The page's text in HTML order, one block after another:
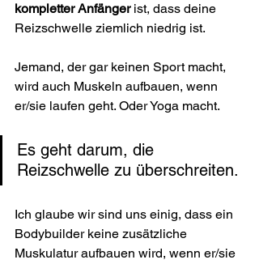
kompletter Anfänger ist, dass deine
Reizschwelle ziemlich niedrig ist.
Jemand, der gar keinen Sport macht,
wird auch Muskeln aufbauen, wenn
er/sie laufen geht. Oder Yoga macht.
Es geht darum, die
Reizschwelle zu überschreiten.
Ich glaube wir sind uns einig, dass ein
Bodybuilder keine zusätzliche
Muskulatur aufbauen wird, wenn er/sie